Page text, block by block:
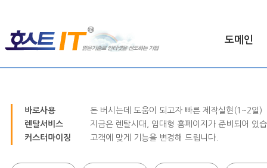
도메인
바로사용
돈 버시는데 도움이 되고자 빠른 제작실현(1~2일)
렌탈서비스
지금은 렌탈시대, 임대형 홈페이지가 준비되어 있
커스터마이징
고객에 맞게 기능을 변경해 드립니다.